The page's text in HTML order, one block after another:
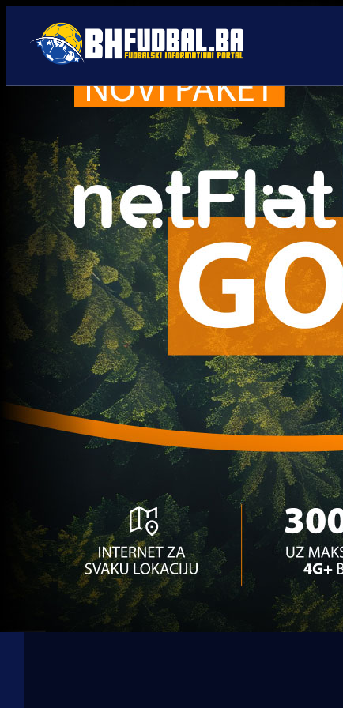
BH Fanaticosi
Zanimljivosti
SAVEZ PODRŽAO POMOZI.BA: VIP ulaznice
2 godina 4 mjesec